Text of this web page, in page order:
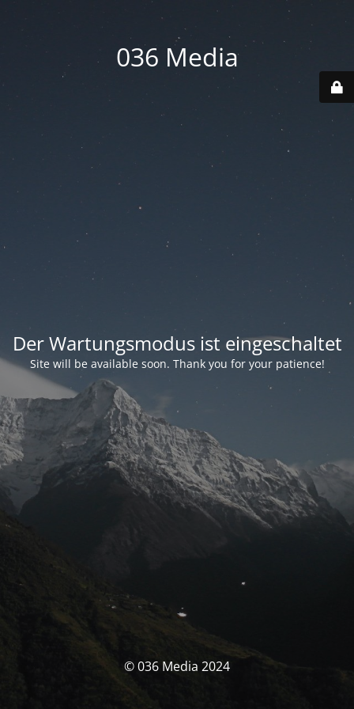
036 Media
Der Wartungsmodus ist eingeschaltet
Site will be available soon. Thank you for your patience!
© 036 Media 2024